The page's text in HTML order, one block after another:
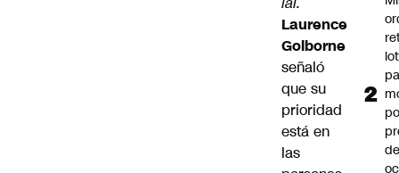
Laurence
Golborne
señaló
que su
prioridad
está en
las
de